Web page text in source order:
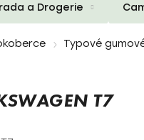
a Drogerie
Typové
T7